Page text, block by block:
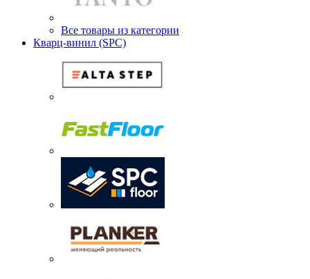
Все товары из категории
Кварц-винил (SPC)